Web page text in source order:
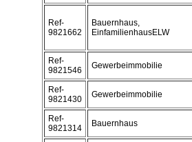
Ref-
9821662
Bauernhaus,
EinfamilienhausELW
Ref-
9821546
Gewerbeimmobilie
Ref-
9821430
Gewerbeimmobilie
Ref-
9821314
Bauernhaus